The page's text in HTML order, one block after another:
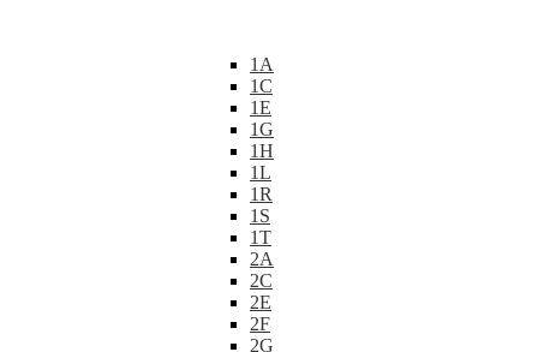
1A
1C
1E
1G
1H
1L
1R
1S
1T
2A
2C
2E
2F
2G